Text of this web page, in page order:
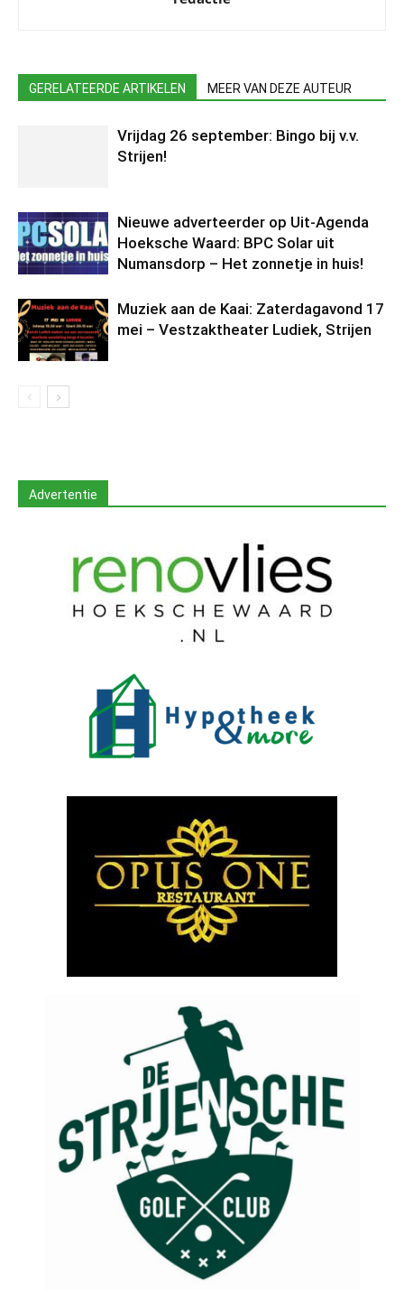
GERELATEERDE ARTIKELEN MEER VAN DEZE AUTEUR
Vrijdag 26 september: Bingo bij v.v.
Strijen!
Nieuwe adverteerder op Uit-Agenda
Hoeksche Waard: BPC Solar uit
Numansdorp – Het zonnetje in huis!
Muziek aan de Kaai: Zaterdagavond 17
mei – Vestzaktheater Ludiek, Strijen
Advertentie